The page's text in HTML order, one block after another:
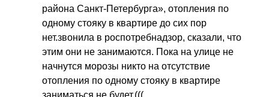
района Санкт-Петербурга», отопления по
одному стояку в квартире до сих пор
нет.звонила в роспотребнадзор, сказали, что
этим они не занимаются. Пока на улице не
начнутся морозы никто на отсутствие
отопления по одному стояку в квартире
заниматься не будет.(((